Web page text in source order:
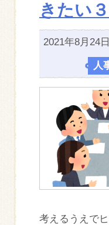
きたい
2021年8月24日
人
考えるうえで